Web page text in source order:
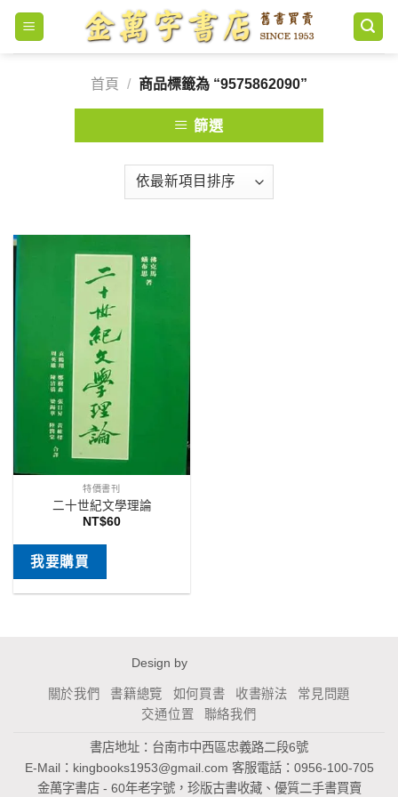
Skip
content
首頁
/ 商品標籤為 “9575862090”
篩選
特價書刊
二十世紀文學理論
NT$60
我要購買
Design by
關於我們 書籍總覽 如何買書 收書辦法
常見問題
交通位置
聯絡我們
書店地址：台南市中西區忠義路二段6號
E-Mail： kingbooks1953@gmail.com 客服電話：0956-100-705
金萬字書店 - 60年老字號，珍版古書收藏、優質二手書買賣